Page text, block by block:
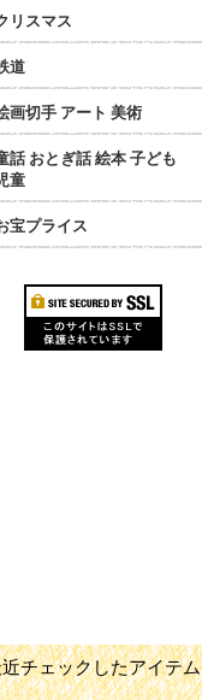
リスマス
道
画切手 アート 美術
話 おとぎ話 絵本 子ども
童
宝プライス
チェックしたアイテム